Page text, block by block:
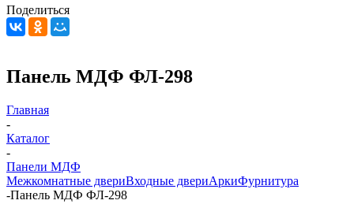
Поделиться
Панель МДФ ФЛ-298
Главная
-
Каталог
-
Панели МДФ
Межкомнатные двериВходные двериАркиФурнитура
-Панель МДФ ФЛ-298